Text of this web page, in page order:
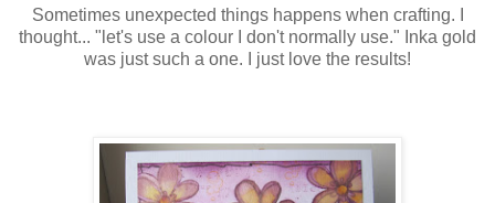
Sometimes unexpected things happens when crafting. I
thought... "let's use a colour I don't normally use." Inka gold
was just such a one. I just love the results!